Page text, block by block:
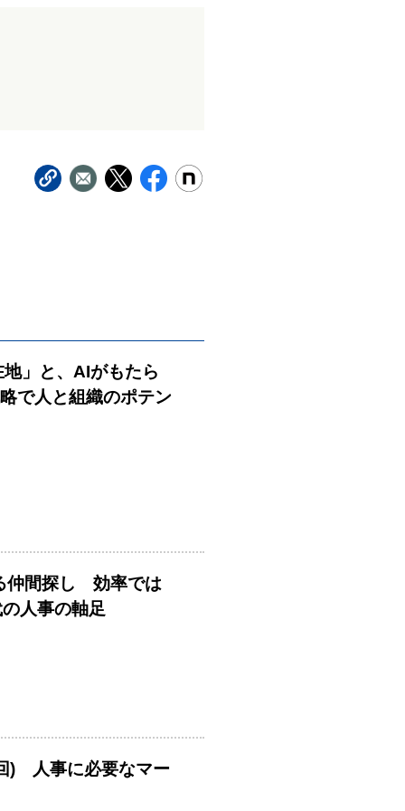
」と、AIがもたら
で人と組織のポテン
仲間探し 効率では
人事の軸足
) 人事に必要なマー